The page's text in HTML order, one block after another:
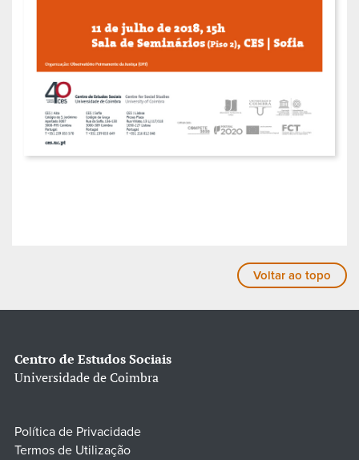
Voltar ao topo
Centro de Estudos Sociais
Universidade de Coimbra
Política de Privacidade
Termos de Utilização